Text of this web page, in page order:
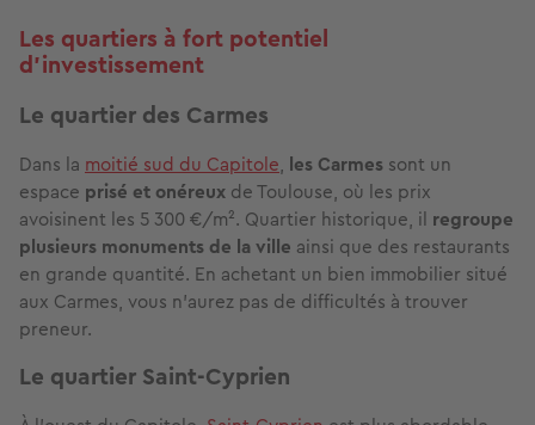
Les quartiers à fort potentiel
d'investissement
Le quartier des Carmes
Dans la moitié sud du Capitole, les Carmes sont un
espace prisé et onéreux de Toulouse, où les prix
avoisinent les 5 300 €/m². Quartier historique, il regroupe
plusieurs monuments de la ville ainsi que des restaurants
en grande quantité. En achetant un bien immobilier situé
aux Carmes, vous n'aurez pas de difficultés à trouver
preneur.
Le quartier Saint-Cyprien